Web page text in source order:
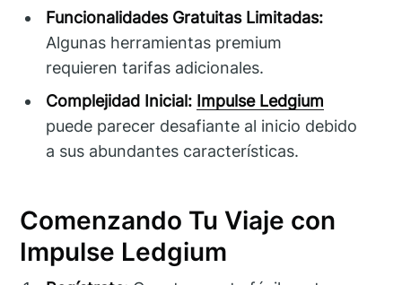
Funcionalidades Gratuitas Limitadas:
Algunas herramientas premium
requieren tarifas adicionales.
Complejidad Inicial: Impulse Ledgium
puede parecer desafiante al inicio debido
a sus abundantes características.
Comenzando Tu Viaje con
Impulse Ledgium